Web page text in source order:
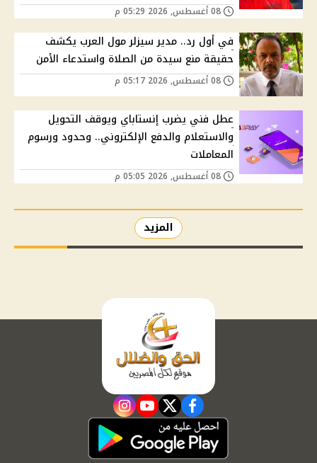
في أول رد.. مدير سيزلر مول العرب يكشف
حقيقة منع سيدة من الصلاة واستدعاء الأمن
عطل فني يضرب إنستاباي ويوقف التحويل
والاستعلام والدفع الإلكتروني.. وحدود ورسوم
المعاملات
المزيد
facebook
twitter
youtube
instagram